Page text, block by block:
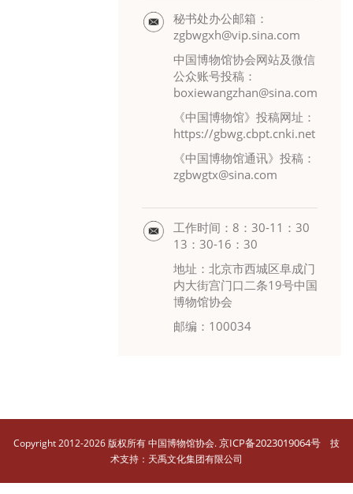
秘书处办公邮箱：
zgbwgxh@vip.sina.com
中国博物馆协会网站及微信
公众账号投稿：
boxiewangzhan@sina.com
《中国博物馆》投稿网址：
https://gbwg.cbpt.cnki.net
《中国博物馆通讯》投稿：
zgbwgtx@sina.com
工作时间：8：30-11：30
13：30-16：30
地址：北京市西城区阜成门
内大街宫门口二条19号中国
博物馆协会
邮编：100034
Copyright 2012-2026 版权所有 中国博物馆协会.京ICP备2023019064号 技
术支持：天禹文化集团有限公司